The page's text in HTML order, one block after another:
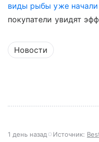
виды рыбы уже
покупатели увидят
Новости
1 день назад Источник: